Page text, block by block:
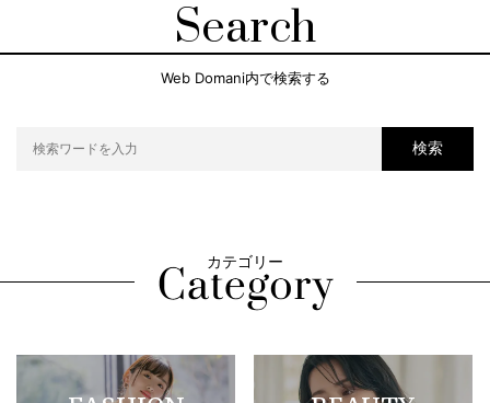
Search
Web Domani内で検索する
検索
カテゴリー